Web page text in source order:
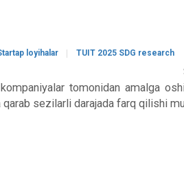
loyihalar TUIT 2025 SDG research
tomonidan amalga
sezilarli darajada farq qilishi